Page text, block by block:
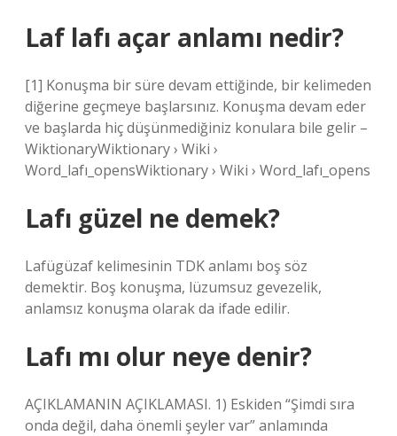
Laf lafı açar anlamı nedir?
[1] Konuşma bir süre devam ettiğinde, bir kelimeden
diğerine geçmeye başlarsınız. Konuşma devam eder
ve başlarda hiç düşünmediğiniz konulara bile gelir –
WiktionaryWiktionary › Wiki ›
Word_lafı_opensWiktionary › Wiki › Word_lafı_opens
Lafı güzel ne demek?
Lafügüzaf kelimesinin TDK anlamı boş söz
demektir. Boş konuşma, lüzumsuz gevezelik,
anlamsız konuşma olarak da ifade edilir.
Lafı mı olur neye denir?
AÇIKLAMANIN AÇIKLAMASI. 1) Eskiden “Şimdi sıra
onda değil, daha önemli şeyler var” anlamında